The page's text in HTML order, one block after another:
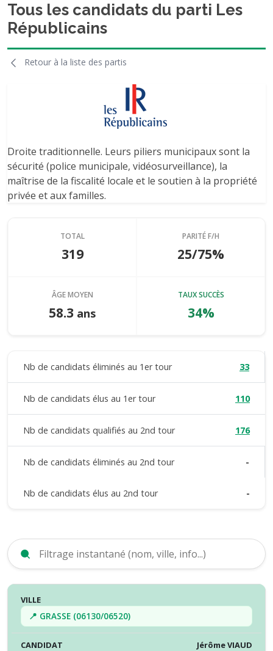
Tous les candidats du parti Les
Républicains
Retour à la liste des partis
Droite traditionnelle. Leurs piliers municipaux sont la
sécurité (police municipale, vidéosurveillance), la
maîtrise de la fiscalité locale et le soutien à la propriété
privée et aux familles.
TOTAL
319
PARITÉ F/H
25/75%
ÂGE MOYEN
58.3 ans
TAUX SUCCÈS
34%
Nb de candidats éliminés au 1er tour 33
Nb de candidats élus au 1er tour 110
Nb de candidats qualifiés au 2nd tour 176
Nb de candidats éliminés au 2nd tour -
Nb de candidats élus au 2nd tour -
VILLE
📍 GRASSE (06130/06520)
Jérôme VIAUD